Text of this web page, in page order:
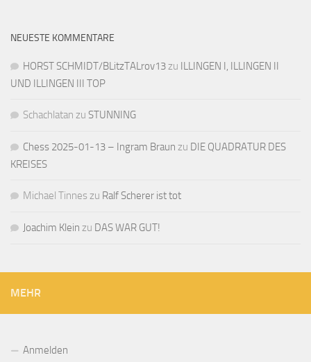
NEUESTE KOMMENTARE
HORST SCHMIDT/BLitzTALrov13zu ILLINGEN I, ILLINGEN II
UND ILLINGEN III TOP
Schachlatan zu STUNNING
Chess 2025-01-13 – Ingram Braun zu DIE QUADRATUR DES
KREISES
Michael Tinnes zu Ralf Scherer ist tot
Joachim Klein zu DAS WAR GUT!
MEHR
Anmelden